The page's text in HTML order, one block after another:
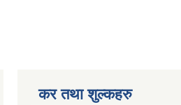
कर तथा शुल्कहरु